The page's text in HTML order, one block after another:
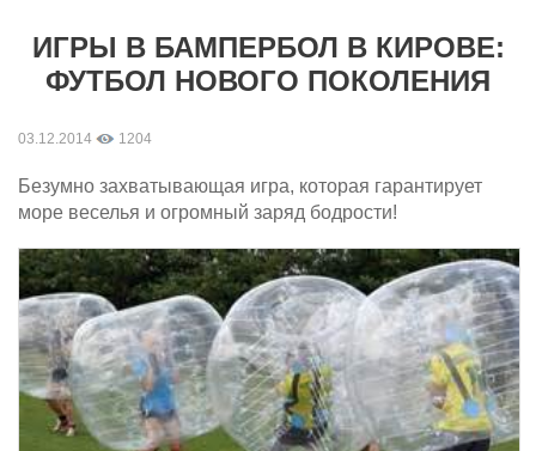
ИГРЫ В БАМПЕРБОЛ В КИРОВЕ:
ФУТБОЛ НОВОГО ПОКОЛЕНИЯ
03.12.2014 1204
Безумно захватывающая игра, которая гарантирует
море веселья и огромный заряд бодрости!